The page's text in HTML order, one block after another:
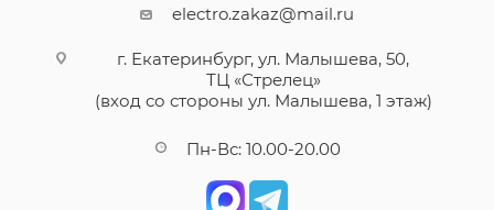
electro.zakaz@mail.ru
г. Екатеринбург, ул. Малышева, 50,
ТЦ «Стрелец»
(вход со стороны ул. Малышева, 1 этаж)
Пн-Вс: 10.00-20.00